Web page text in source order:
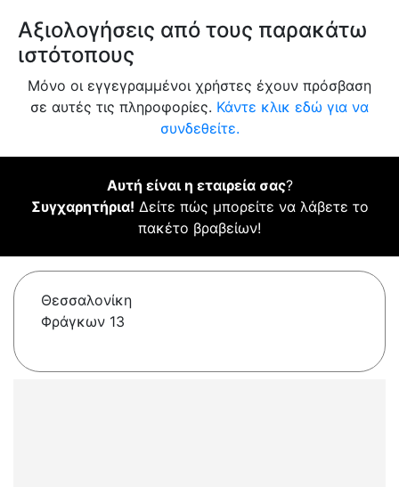
Αξιολογήσεις από τους παρακάτω
ιστότοπους
Μόνο οι εγγεγραμμένοι χρήστες έχουν πρόσβαση
σε αυτές τις πληροφορίες. Κάντε κλικ εδώ για να
συνδεθείτε.
Αυτή είναι η εταιρεία σας?
Συγχαρητήρια! Δείτε πώς μπορείτε να λάβετε το
πακέτο βραβείων!
Θεσσαλονίκη
Φράγκων 13